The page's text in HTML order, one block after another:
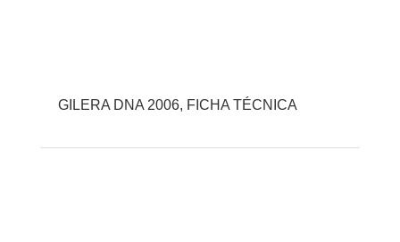
GILERA DNA 2006, FICHA TÉCNICA